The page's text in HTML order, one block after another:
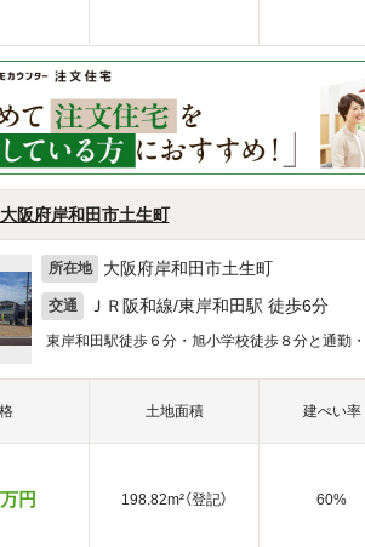
大阪府岸和田市土生町
所在地 大阪府岸和田市土生町
交通 ＪＲ阪和線/東岸和田駅 徒歩6分
東岸和田駅徒歩６分・旭小学校徒歩８分と通勤
土地面積 建ぺい率
円 198.82m²（登記） 60%